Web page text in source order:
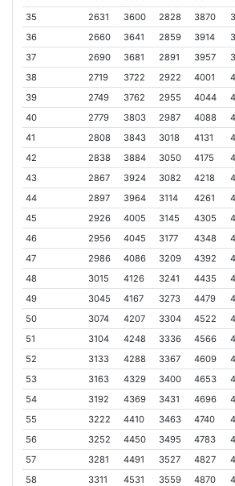
35
2631 3600 2828 3870
36
2660 3641 2859 3914
37
2690 3681 2891 3957
38
2719 3722 2922 4001
39
2749 3762 2955 4044
40
2779 3803 2987 4088
41
2808 3843 3018 4131
42
2838 3884 3050 4175
43
2867 3924 3082 4218
44
2897 3964 3114 4261
45
2926 4005 3145 4305
46
2956 4045 3177 4348
47
2986 4086 3209 4392
48
3015 4126 3241 4435
49
3045 4167 3273 4479
50
3074 4207 3304 4522
51
3104 4248 3336 4566
52
3133 4288 3367 4609
53
3163 4329 3400 4653
54
3192 4369 3431 4696
55
3222 4410 3463 4740
56
3252 4450 3495 4783
57
3281 4491 3527 4827
58
3311 4531 3559 4870